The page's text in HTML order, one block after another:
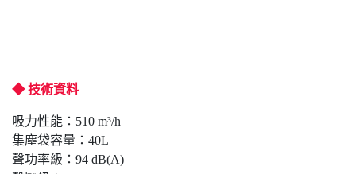
◆ 技術資料
吸力性能：510 m³/h
集塵袋容量：40L
聲功率級：94 dB(A)